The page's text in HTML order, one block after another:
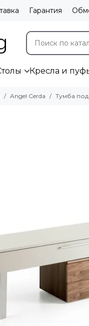
Гарантия
Кресла и
Angel Cerda Тумба под